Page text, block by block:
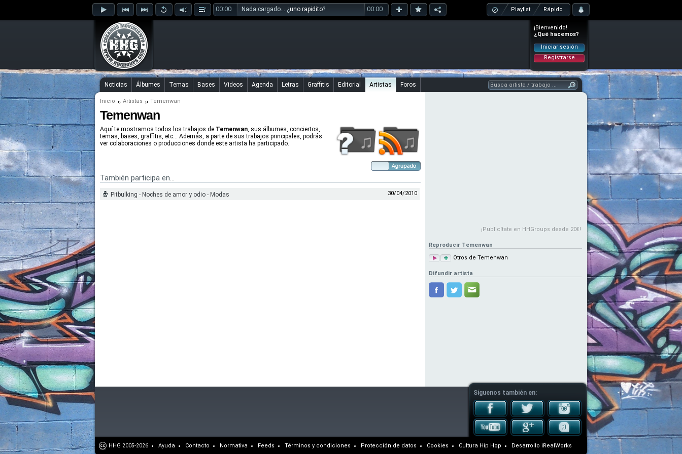
00:00 Nada cargado... ¿uno rapidito? 00:00 Playlist Rápido
¡Bienvenido!
¿Qué hacemos?
Iniciar sesión
Registrarse
Noticias Álbumes Temas Bases Videos Agenda Letras Graffitis Editorial Artistas Foros
Inicio Artistas Temenwan
Temenwan
Aquí te mostramos todos los trabajos de Temenwan, sus álbumes, conciertos,
temas, bases, graffitis, etc... Además, a parte de sus trabajos principales, podrás
ver colaboraciones o producciones donde este artista ha participado.
También participa en...
Pitbulking - Noches de amor y odio - Modas 30/04/2010
¡Publicítate en HHGroups desde 20€!
Reproducir Temenwan
Otros de Temenwan
Difundir artista
Síguenos también en:
HHG 2005-2026 Ayuda Contacto Normativa Feeds Términos y condiciones Protección de datos Cookies Cultura Hip Hop Desarrollo iRealWorks